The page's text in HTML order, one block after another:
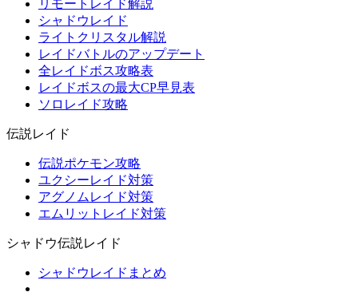
リモートレイド解説
シャドウレイド
ライトクリスタル解説
レイドバトルのアップデート
全レイドボス攻略表
レイドボスの最大CP早見表
ソロレイド攻略
伝説レイド
伝説ポケモン攻略
ユクシーレイド対策
アグノムレイド対策
エムリットレイド対策
シャドウ伝説レイド
シャドウレイドまとめ